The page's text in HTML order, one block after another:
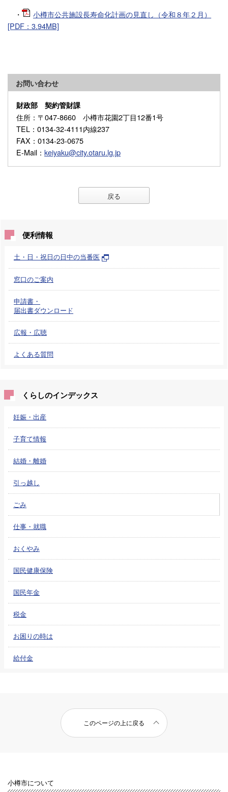
・
小樽市公共施設長寿命化計画の見直し（令和８年２月）
[PDF：3.94MB]
お問い合わせ
財政部 契約管財課
住所 ：〒047-8660 小樽市花園2丁目12番1号
TEL ：0134-32-4111内線237
FAX ：0134-23-0675
E-Mail ： keiyaku@city.otaru.lg.jp
戻る
便利情報
土・日・祝日の日中の当番医
窓口のご案内
申請書・
届出書ダウンロード
広報・広聴
よくある質問
くらしのインデックス
妊娠・出産
子育て情報
結婚・離婚
引っ越し
ごみ
仕事・就職
おくやみ
国民健康保険
国民年金
税金
お困りの時は
給付金
このページの上に戻る
小樽市について